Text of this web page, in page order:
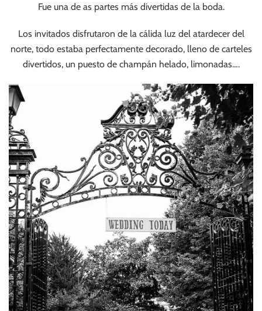
Fue una de as partes más divertidas de la boda.
Los invitados disfrutaron de la cálida luz del atardecer del
norte, todo estaba perfectamente decorado, lleno de carteles
divertidos, un puesto de champán helado, limonadas….